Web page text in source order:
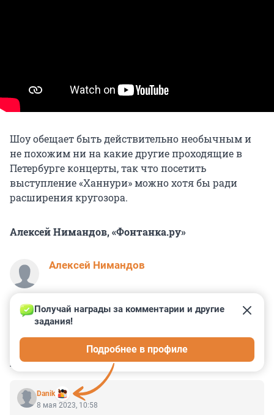
Шоу обещает быть действительно необычным и
не похожим ни на какие другие проходящие в
Петербурге концерты, так что посетить
выступление «Ханнури» можно хотя бы ради
расширения кругозора.
Алексей Нимандов, «Фонтанка.ру»
Алексей Нимандов
КОММЕНТАРИИ 7
Danik
Получай награды за комментарии и другие
задания!
Подробнее в профиле
8 мая 2023, 10:58